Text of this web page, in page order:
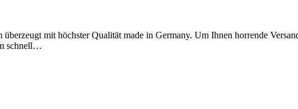
mit höchster Qualität made in Germany. Um Ihnen horrende
schnell…